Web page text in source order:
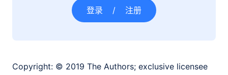
登录 / 注册
Copyright: © 2019 The Authors; exclusive licensee